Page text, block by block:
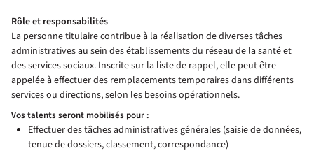
Rôle et responsabilités
La personne titulaire contribue à la réalisation de diverses tâches
administratives au sein des établissements du réseau de la santé et
des services sociaux. Inscrite sur la liste de rappel, elle peut être
appelée à effectuer des remplacements temporaires dans différents
services ou directions, selon les besoins opérationnels.
Vos talents seront mobilisés pour :
Effectuer des tâches administratives générales (saisie de données,
tenue de dossiers, classement, correspondance)